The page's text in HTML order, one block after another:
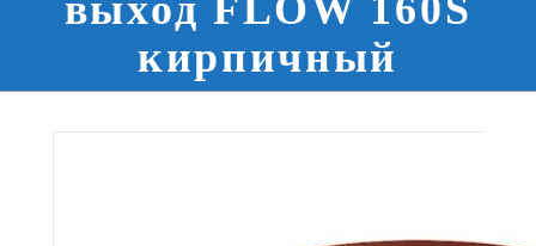
выход FLOW 160S
кирпичный